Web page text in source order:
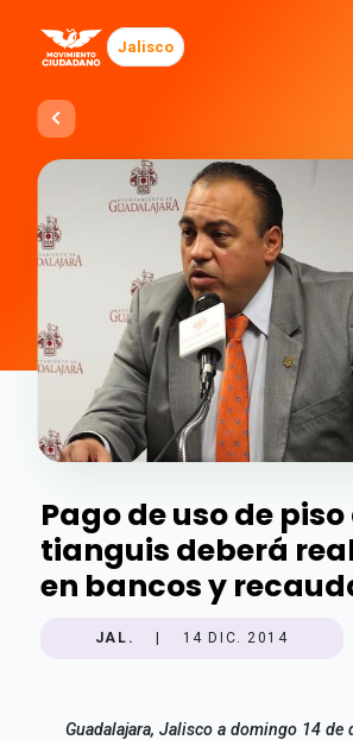
Jalisco
Pago de uso de piso
tianguis deberá
en bancos y
JAL. 14 DIC. 2014
Guadalajara, Jalisco a domingo 14 de